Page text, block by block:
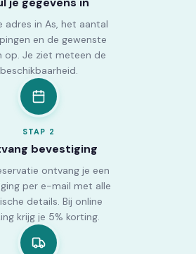
adres in As, het aantal
en de gewenste
op. Je ziet meteen de
beschikbaarheid.
STAP 2
bevestiging
ontvang je een
per e-mail met alle
details. Bij online
krijg je 5% korting.